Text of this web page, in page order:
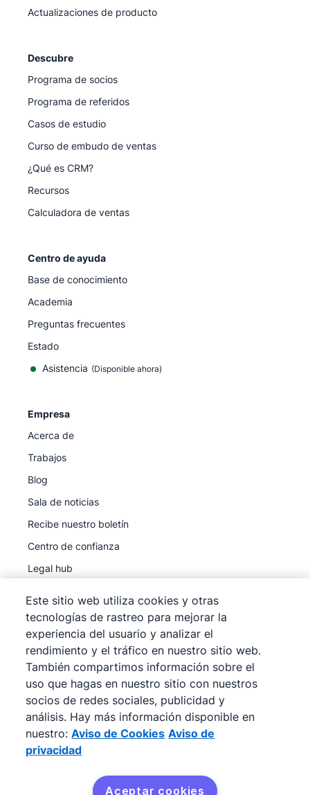
Actualizaciones de producto
Descubre
Programa de socios
Programa de referidos
Casos de estudio
Curso de embudo de ventas
¿Qué es CRM?
Recursos
Calculadora de ventas
Centro de ayuda
Base de conocimiento
Academia
Preguntas frecuentes
Estado
Asistencia (Disponible ahora)
Empresa
Acerca de
Trabajos
Blog
Sala de noticias
Recibe nuestro boletín
Centro de confianza
Legal hub
©2026Pipedrive
Pipedrive
Términos de servicio
Pipedrive
Aviso de privacidad
Mapa del sitio
Aviso de Cookies
Preferencias de cookies
Este sitio web utiliza cookies y otras
tecnologías de rastreo para mejorar la
experiencia del usuario y analizar el
rendimiento y el tráfico en nuestro sitio web.
También compartimos información sobre el
uso que hagas en nuestro sitio con nuestros
socios de redes sociales, publicidad y
análisis. Hay más información disponible en
nuestro: Aviso de Cookies Aviso de
privacidad
Aceptar cookies